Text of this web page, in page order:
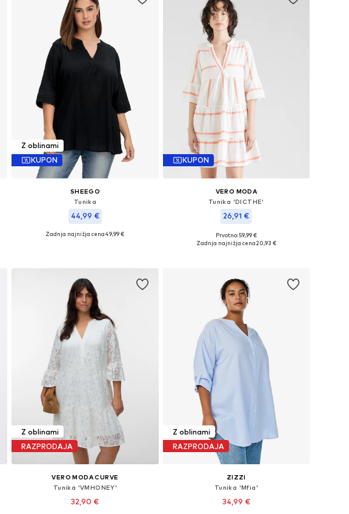
Z oblinami
KUPON
SHEEGO
Tunika
44,99 €
Na voljo v različnih velikostih
Zadnja najnižja cena49,99 €
KUPON
VERO MODA
Tunika 'DICTHE'
26,91 €
Razpoložljive velikosti: XS, S, M
Prvotno: 59,99 €
Zadnja najnižja cena20,93 €
Z oblinami
RAZPRODAJA
VERO MODA CURVE
Tunika 'VMHONEY'
32,90 €
Z oblinami
RAZPRODAJA
ZIZZI
Tunika 'Mfia'
34,99 €